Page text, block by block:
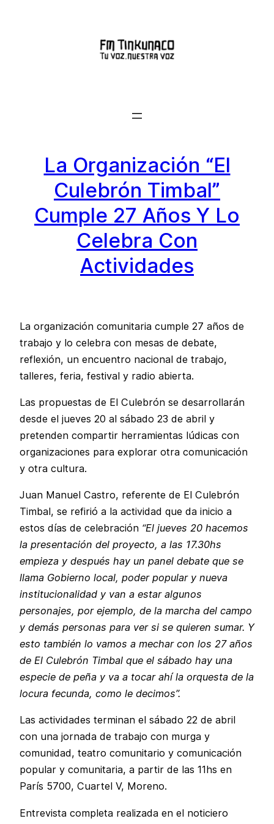
La Organización “El
Culebrón Timbal”
Cumple 27 Años Y Lo
Celebra Con
Actividades
La organización comunitaria cumple 27 años de
trabajo y lo celebra con mesas de debate,
reflexión, un encuentro nacional de trabajo,
talleres, feria, festival y radio abierta.
Las propuestas de El Culebrón se desarrollarán
desde el jueves 20 al sábado 23 de abril y
pretenden compartir herramientas lúdicas con
organizaciones para explorar otra comunicación
y otra cultura.
Juan Manuel Castro, referente de El Culebrón
Timbal, se refirió a la actividad que da inicio a
estos días de celebración “El jueves 20 hacemos
la presentación del proyecto, a las 17.30hs
empieza y después hay un panel debate que se
llama Gobierno local, poder popular y nueva
institucionalidad y van a estar algunos
personajes, por ejemplo, de la marcha del campo
y demás personas para ver si se quieren sumar. Y
esto también lo vamos a mechar con los 27 años
de El Culebrón Timbal que el sábado hay una
especie de peña y va a tocar ahí la orquesta de la
locura fecunda, como le decimos”.
Las actividades terminan el sábado 22 de abril
con una jornada de trabajo con murga y
comunidad, teatro comunitario y comunicación
popular y comunitaria, a partir de las 11hs en
París 5700, Cuartel V, Moreno.
Entrevista completa realizada en el noticiero